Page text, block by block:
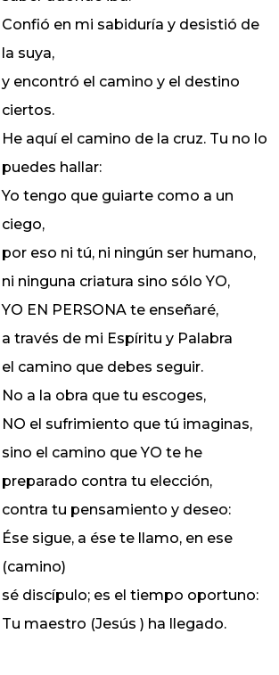
Confió en mi sabiduría y desistió de
la suya,
y encontró el camino y el destino
ciertos.
He aquí el camino de la cruz. Tu no lo
puedes hallar:
Yo tengo que guiarte como a un
ciego,
por eso ni tú, ni ningún ser humano,
ni ninguna criatura sino sólo YO,
YO EN PERSONA te enseñaré,
a través de mi Espíritu y Palabra
el camino que debes seguir.
No a la obra que tu escoges,
NO el sufrimiento que tú imaginas,
sino el camino que YO te he
preparado contra tu elección,
contra tu pensamiento y deseo:
Ése sigue, a ése te llamo, en ese
(camino)
sé discípulo; es el tiempo oportuno:
Tu maestro (Jesús ) ha llegado.